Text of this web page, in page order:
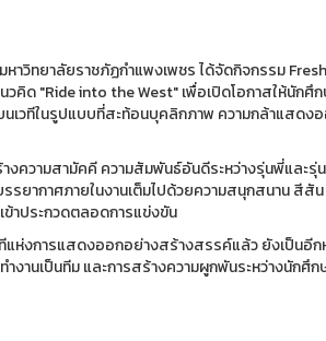
หาวิทยาลัยราชภัฏกำแพงเพชร ได้จัดกิจกรรม
ด "Ride into the West" เพื่อเปิดโอกาสให้นักศึ
วทีในรูปแบบที่สะท้อนบุคลิกภาพ ความกล้าแสดงอ
งความสามัคคี ความสัมพันธ์อันดีระหว่างรุ่นพี่และ
ยากาศภายในงานเต็มไปด้วยความสนุกสนาน สีสัน
ข้าประกวดตลอดการแข่งขัน
แห่งการแสดงออกอย่างสร้างสรรค์แล้ว ยังเป็นอี
านเป็นทีม และการสร้างความผูกพันระหว่างนักศึ